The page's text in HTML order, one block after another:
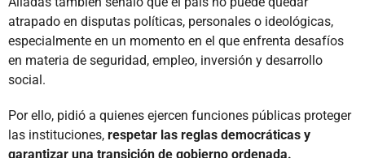
atrapado en disputas políticas, personales o ideológicas,
especialmente en un momento en el que enfrenta desafíos
en materia de seguridad, empleo, inversión y desarrollo
social.
Por ello, pidió a quienes ejercen funciones públicas proteger
las instituciones, respetar las reglas democráticas y
garantizar una transición de gobierno ordenada.